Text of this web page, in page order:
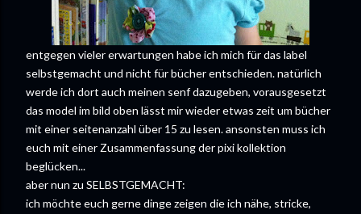
entgegen vieler erwartungen habe ich mich für das label
selbstgemacht und nicht für bücher entschieden. natürlich
werde ich dort auch meinen senf dazugeben, vorausgesetzt
das model im bild oben lässt mir wieder etwas zeit um bücher
mit einer seitenanzahl über 15 zu lesen. ansonsten muss ich
euch mit einer Zusammenfassung der pixi kollektion
beglücken...
aber nun zu SELBSTGEMACHT:
ich möchte euch gerne dinge zeigen die ich nähe, stricke,